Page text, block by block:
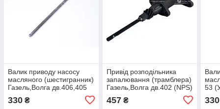
Валик приводу насосу
масляного (шестигранник)
Газель,Волга дв.406,405
(Україна) 406.1011220-10
330 ₴
Привiд розподiльника
запалювання (трамблера)
Газель,Волга дв.402 (NPS)
457₴
53
330